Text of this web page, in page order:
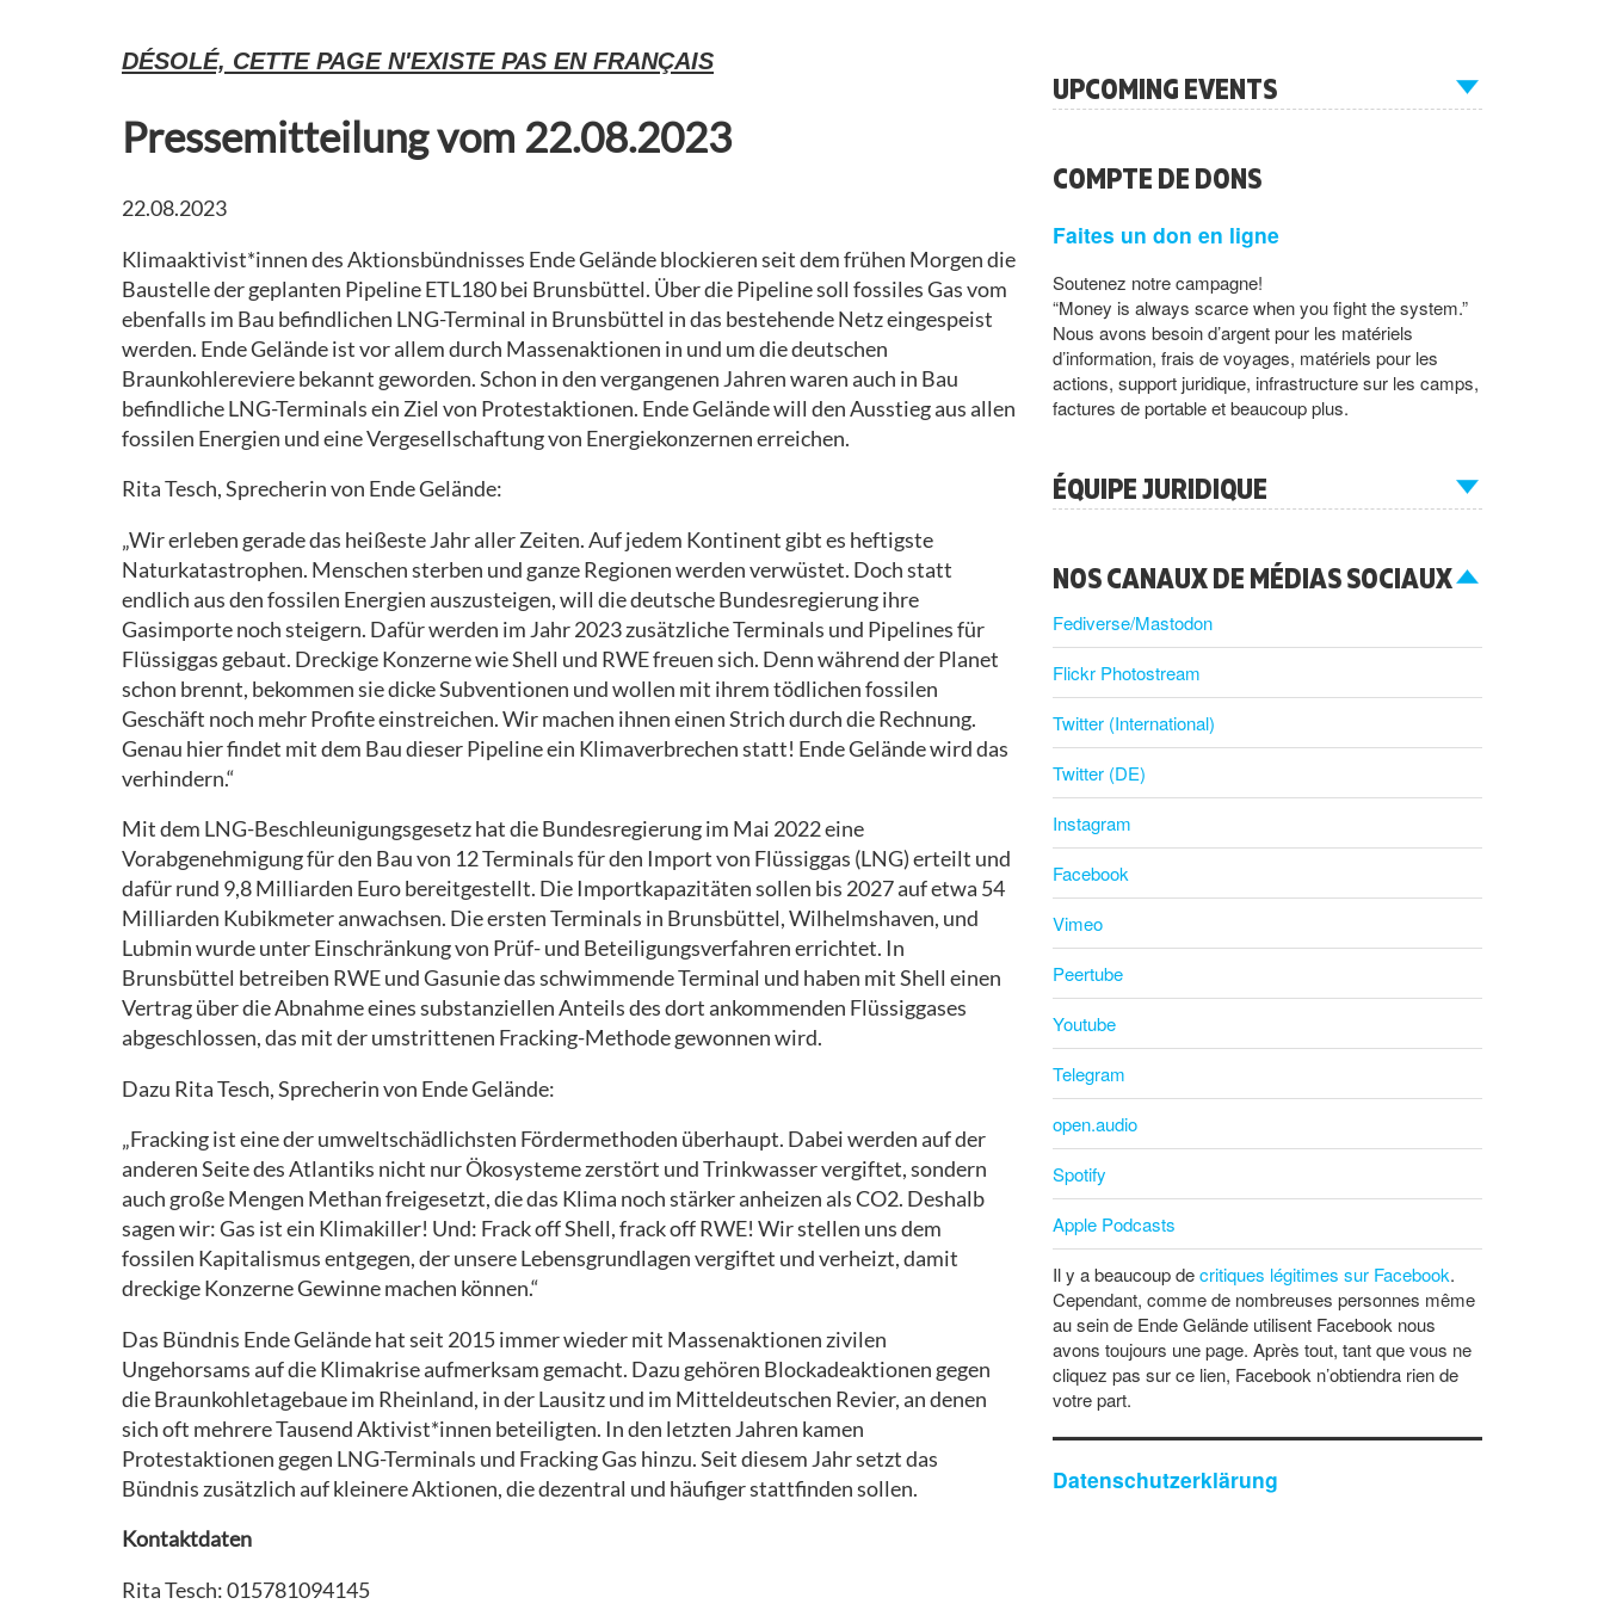
CONSENSUS
MESURES DE
MATERIAL
L’ACTION
INTERNATIONAL
JURIDIQUE
D’IDENTITÉ
CORONA ET
RÉPRESSION
COMMUNIQUÉS
DE PRESSE
ACTIVISTE
RÉTROSPECTIVE
DÉSOLÉ, CETTE PAGE N'EXISTE PAS EN FRANÇAIS
Pressemitteilung vom 22.08.2023
22.08.2023
Klimaaktivist*innen des Aktionsbündnisses Ende Gelände blockieren seit dem frühen Morgen die
Baustelle der geplanten Pipeline ETL180 bei Brunsbüttel. Über die Pipeline soll fossiles Gas vom
ebenfalls im Bau befindlichen LNG-Terminal in Brunsbüttel in das bestehende Netz eingespeist
werden. Ende Gelände ist vor allem durch Massenaktionen in und um die deutschen
Braunkohlereviere bekannt geworden. Schon in den vergangenen Jahren waren auch in Bau
befindliche LNG-Terminals ein Ziel von Protestaktionen. Ende Gelände will den Ausstieg aus allen
fossilen Energien und eine Vergesellschaftung von Energiekonzernen erreichen.
Rita Tesch, Sprecherin von Ende Gelände:
„Wir erleben gerade das heißeste Jahr aller Zeiten. Auf jedem Kontinent gibt es heftigste
Naturkatastrophen. Menschen sterben und ganze Regionen werden verwüstet. Doch statt
endlich aus den fossilen Energien auszusteigen, will die deutsche Bundesregierung ihre
Gasimporte noch steigern. Dafür werden im Jahr 2023 zusätzliche Terminals und Pipelines für
Flüssiggas gebaut. Dreckige Konzerne wie Shell und RWE freuen sich. Denn während der Planet
schon brennt, bekommen sie dicke Subventionen und wollen mit ihrem tödlichen fossilen
Geschäft noch mehr Profite einstreichen. Wir machen ihnen einen Strich durch die Rechnung.
Genau hier findet mit dem Bau dieser Pipeline ein Klimaverbrechen statt! Ende Gelände wird das
verhindern.“
Mit dem LNG-Beschleunigungsgesetz hat die Bundesregierung im Mai 2022 eine
Vorabgenehmigung für den Bau von 12 Terminals für den Import von Flüssiggas (LNG) erteilt und
dafür rund 9,8 Milliarden Euro bereitgestellt. Die Importkapazitäten sollen bis 2027 auf etwa 54
Milliarden Kubikmeter anwachsen. Die ersten Terminals in Brunsbüttel, Wilhelmshaven, und
Lubmin wurde unter Einschränkung von Prüf- und Beteiligungsverfahren errichtet. In
Brunsbüttel betreiben RWE und Gasunie das schwimmende Terminal und haben mit Shell einen
Vertrag über die Abnahme eines substanziellen Anteils des dort ankommenden Flüssiggases
abgeschlossen, das mit der umstrittenen Fracking-Methode gewonnen wird.
Dazu Rita Tesch, Sprecherin von Ende Gelände:
„Fracking ist eine der umweltschädlichsten Fördermethoden überhaupt. Dabei werden auf der
anderen Seite des Atlantiks nicht nur Ökosysteme zerstört und Trinkwasser vergiftet, sondern
auch große Mengen Methan freigesetzt, die das Klima noch stärker anheizen als CO2. Deshalb
sagen wir: Gas ist ein Klimakiller! Und: Frack off Shell, frack off RWE! Wir stellen uns dem
fossilen Kapitalismus entgegen, der unsere Lebensgrundlagen vergiftet und verheizt, damit
dreckige Konzerne Gewinne machen können.“
Das Bündnis Ende Gelände hat seit 2015 immer wieder mit Massenaktionen zivilen
Ungehorsams auf die Klimakrise aufmerksam gemacht. Dazu gehören Blockadeaktionen gegen
die Braunkohletagebaue im Rheinland, in der Lausitz und im Mitteldeutschen Revier, an denen
sich oft mehrere Tausend Aktivist*innen beteiligten. In den letzten Jahren kamen
Protestaktionen gegen LNG-Terminals und Fracking Gas hinzu. Seit diesem Jahr setzt das
Bündnis zusätzlich auf kleinere Aktionen, die dezentral und häufiger stattfinden sollen.
Kontaktdaten
Rita Tesch: 015781094145
UPCOMING EVENTS
COMPTE DE DONS
Faites un don en ligne
Soutenez notre campagne!
“Money is always scarce when you fight the system.”
Nous avons besoin d’argent pour les matériels
d’information, frais de voyages, matériels pour les
actions, support juridique, infrastructure sur les camps,
factures de portable et beaucoup plus.
ÉQUIPE JURIDIQUE
NOS CANAUX DE MÉDIAS SOCIAUX
Fediverse/Mastodon
Flickr Photostream
Twitter (International)
Twitter (DE)
Instagram
Facebook
Vimeo
Peertube
Youtube
Telegram
open.audio
Spotify
Apple Podcasts
Il y a beaucoup decritiques légitimes sur Facebook.
Cependant, comme de nombreuses personnes même
au sein de Ende Gelände utilisent Facebook nous
avons toujours une page. Après tout, tant que vous ne
cliquez pas sur ce lien, Facebook n’obtiendra rien de
votre part.
Datenschutzerklärung